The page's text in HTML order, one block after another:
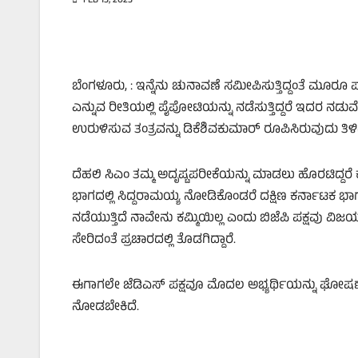
ಬೆಂಗಳೂರು, : ಇನ್ನೆನು ಚುನಾವಣೆ ಸಮೀಪಿಸುತ್ತಿದ್ದಂತೆ ಮೂರೂ
ಎನ್ನುವ ರೀತಿಯಲ್ಲಿ ಪೈಪೋಟಿಯನ್ನು ನಡೆಸುತ್ತಿದ್ದರೆ ಇದರ
ಉರುಳಿಸುವ ತಂತ್ರವನ್ನು ಡಿಕೆಶಿವಕುಮಾರ್‌ ರೂಪಿಸಿರುವುದು
ದೆಹಲಿ ಸಿಎಂ ತಮ್ಮ ಅದೃಷ್ಟಪರೀಕೆಯನ್ನು ಮಾಡಲು ಹೊರಟಿದ್ದರೆ
ಭಾಗದಲ್ಲಿ ಸಿದ್ದರಾಮಯ್ಯ ನೋಡಿಕೊಂಡರೆ ದಕ್ಷಿಣ ಕರ್ನಾಟಕ
ನಡೆಯುತ್ತಿದೆ ನಾವೇನು ಕಮ್ಮಿಯಿಲ್ಲ ಎಂದು ಬಿಜೆಪಿ ಪಕ್ಷವು
ಸೇರಿದಂತೆ ಪ್ರಚಾರದಲ್ಲಿ ತೊಡಗಿದ್ದಾರೆ.
ಈಗಾಗಲೇ ಜೆಡಿಎಸ್‌ ಪಕ್ಷವೂ ಮೊದಲ ಅಭ್ಯರ್ಥಿಯನ್ನು ಘೋಷಣೆ
ನೋಡಬೇಕಿದೆ.